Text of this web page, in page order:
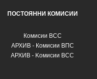
ПОСТОЯННИ КОМИСИИ
Комисии ВСС
АРХИВ - Комисии ВПС
АРХИВ - Kомисии ВСС